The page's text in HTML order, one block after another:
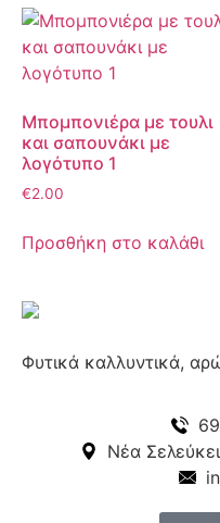
Μπομπονιέρα με τουλι
και σαπουνάκι με
λογότυπο 1
€2.00
Προσθήκη στο καλάθι
Φυτικά καλλυντικά,
Νέα